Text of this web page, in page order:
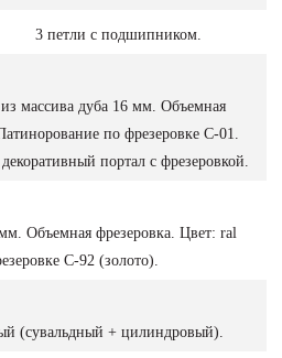
3 петли с подшипником.
массива дуба 16 мм. Объемная
по фрезеровке С-01.
портал с фрезеровкой.
Объемная фрезеровка. Цвет: ral
С-92 (золото).
(сувальдный + цилиндровый).